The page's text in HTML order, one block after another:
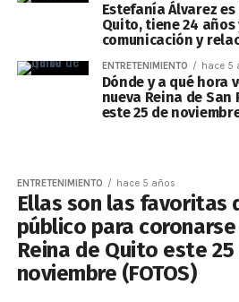
Estefanía Álvarez
Quito, tiene 24
comunicación y
ENTRETENIMIENTO hace 5
Dónde y a qué hora
nueva Reina de San
este 25 de
ENTRETENIMIENTO hace 5 años
Ellas son las favoritas
público para
Reina de Quito este 25
noviembre (FOTOS)